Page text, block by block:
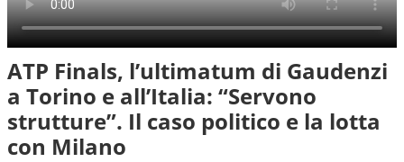
ATP Finals, l’ultimatum di Gaudenzi
a Torino e all’Italia: “Servono
strutture”. Il caso politico e la lotta
con Milano